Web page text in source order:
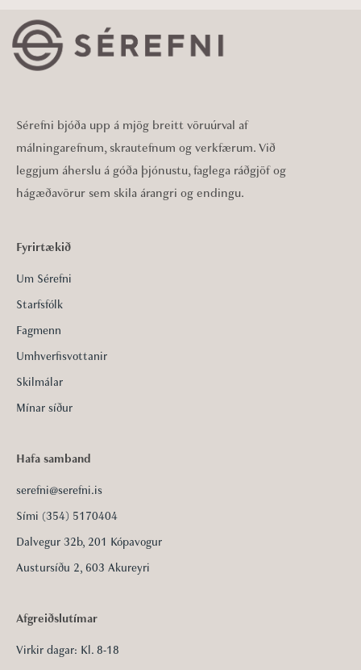
Sérefni bjóða upp á mjög breitt vöruúrval af
málningarefnum, skrautefnum og verkfærum. Við
leggjum áherslu á góða þjónustu, faglega ráðgjöf og
hágæðavörur sem skila árangri og endingu.
Fyrirtækið
Um Sérefni
Starfsfólk
Fagmenn
Umhverfisvottanir
Skilmálar
Mínar síður
Hafa samband
serefni@serefni.is
Sími (354) 5170404
Dalvegur 32b, 201 Kópavogur
Austursíðu 2, 603 Akureyri
Afgreiðslutímar
Virkir dagar: Kl. 8-18